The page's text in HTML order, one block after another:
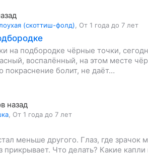
(скоттиш-фолд) От 1 года до 7 лет
на подбородке чёрные точки,
воспалённый, на этом месте
покраснение болит, не даёт…
назад
От 1 года до 7 лет
меньше другого. Глаз, где
прикрывает. Что делать? Какие